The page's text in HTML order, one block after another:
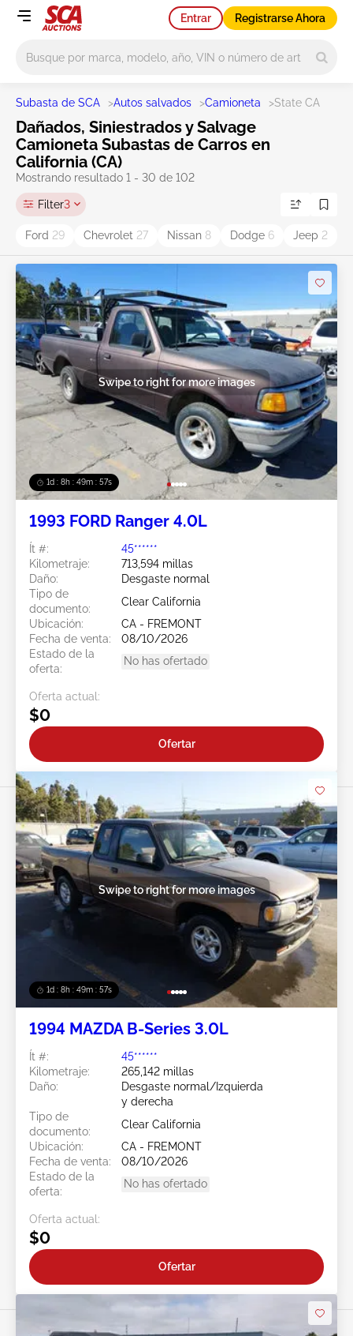
Entrar Registrarse Ahora
Subasta de SCA >Autos salvados >Camioneta >State CA
Dañados, Siniestrados y Salvage
Camioneta Subastas de Carros en
California (CA)
Mostrando resultado 1 - 30 de 102
Filter3
Ford 29 Chevrolet 27 Nissan 8 Dodge 6 Jeep 2
1d : 8h : 49m : 54s
Swipe to right for more images
1993 FORD Ranger 4.0L
Ít #:
45******
Kilometraje:
713,594 millas
Daño:
Desgaste normal
Tipo de
documento:
Clear California
Ubicación:
CA - FREMONT
Fecha de venta:
08/10/2026
Estado de la
oferta:
No has ofertado
Oferta actual:
$0
Ofertar
1d : 8h : 49m : 54s
Swipe to right for more images
1994 MAZDA B-Series 3.0L
Ít #:
45******
Kilometraje:
265,142 millas
Daño:
Desgaste normal/Izquierda
y derecha
Tipo de
documento:
Clear California
Ubicación:
CA - FREMONT
Fecha de venta:
08/10/2026
Estado de la
oferta:
No has ofertado
Oferta actual:
$0
Ofertar